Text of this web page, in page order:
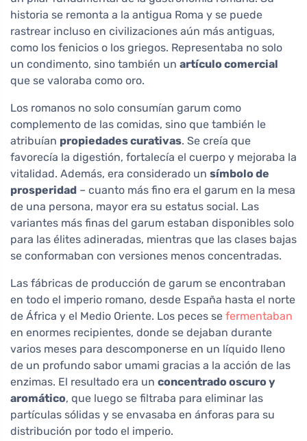
historia se remonta a la antigua Roma y se puede
rastrear incluso en civilizaciones aún más antiguas,
como los fenicios o los griegos. Representaba no solo
un condimento, sino también un artículo comercial
que se valoraba como oro.
Los romanos no solo consumían garum como
complemento de las comidas, sino que también le
atribuían propiedades curativas. Se creía que
favorecía la digestión, fortalecía el cuerpo y mejoraba la
vitalidad. Además, era considerado un símbolo de
prosperidad – cuanto más fino era el garum en la mesa
de una persona, mayor era su estatus social. Las
variantes más finas del garum estaban disponibles solo
para las élites adineradas, mientras que las clases bajas
se conformaban con versiones menos concentradas.
Las fábricas de producción de garum se encontraban
en todo el imperio romano, desde España hasta el norte
de África y el Medio Oriente. Los peces se fermentaban
en enormes recipientes, donde se dejaban durante
varios meses para descomponerse en un líquido lleno
de un profundo sabor umami gracias a la acción de las
enzimas. El resultado era un concentrado oscuro y
aromático, que luego se filtraba para eliminar las
partículas sólidas y se envasaba en ánforas para su
distribución por todo el imperio.